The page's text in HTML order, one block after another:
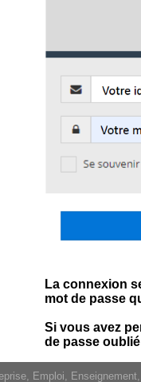
La connexion
mot de passe
Si vous avez
de passe
Emploi,